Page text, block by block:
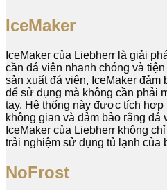
IceMaker
IceMaker của Liebherr là giải
cần đá viên nhanh chóng và
sản xuất đá viên, IceMaker đảm
để sử dụng mà không cần phải
tay. Hệ thống này được tích hợp
không gian và đảm bảo rằng đá
IceMaker của Liebherr không
trải nghiệm sử dụng tủ lạnh của
NoFrost